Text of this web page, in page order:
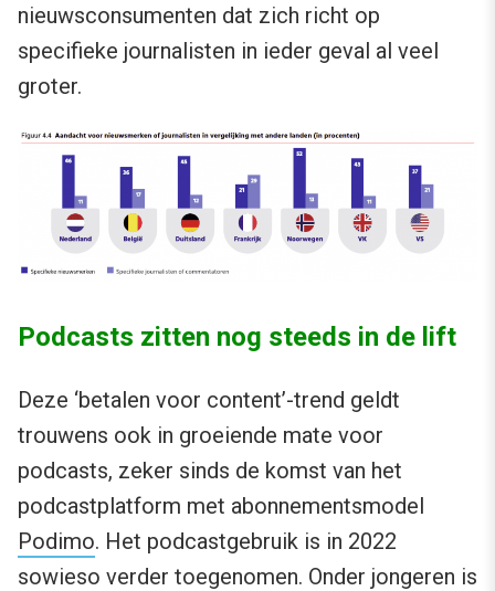
nieuwsconsumenten dat zich richt op
specifieke journalisten in ieder geval al veel
groter.
Podcasts zitten nog steeds in de lift
Deze ‘betalen voor content’-trend geldt
trouwens ook in groeiende mate voor
podcasts, zeker sinds de komst van het
podcastplatform met abonnementsmodel
Podimo. Het podcastgebruik is in 2022
sowieso verder toegenomen. Onder jongeren is